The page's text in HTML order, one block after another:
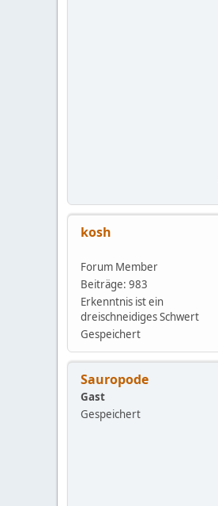
kosh
Forum Member
Beiträge: 983
Erkenntnis ist ein
dreischneidiges Schwert
Gespeichert
Sauropode
Gast
Gespeichert